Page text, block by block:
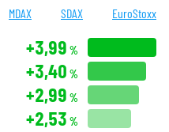
MDAX SDAX EuroStoxx
+3,99 %
+3,40 %
+2,99 %
+2,53 %